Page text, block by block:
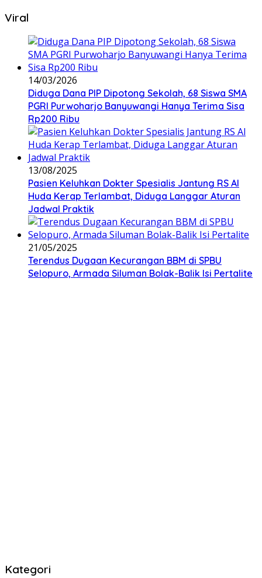
Viral
14/03/2026
Diduga Dana PIP Dipotong Sekolah, 68 Siswa SMA
PGRI Purwoharjo Banyuwangi Hanya Terima Sisa
Rp200 Ribu
13/08/2025
Pasien Keluhkan Dokter Spesialis Jantung RS Al
Huda Kerap Terlambat, Diduga Langgar Aturan
Jadwal Praktik
21/05/2025
Terendus Dugaan Kecurangan BBM di SPBU
Selopuro, Armada Siluman Bolak-Balik Isi Pertalite
Kategori